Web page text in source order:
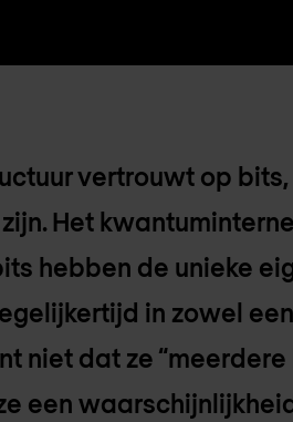
vertrouwt op
Het
hebben de unieke
in zowel
niet dat ze
een